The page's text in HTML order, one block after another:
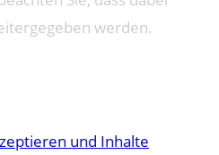
werden.
und Inhalte